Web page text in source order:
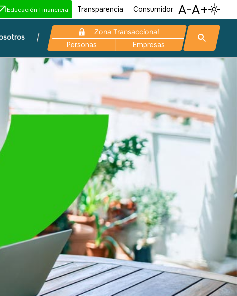
Educación Financiera Transparencia Consumidor A-A+
Zona Transaccional
Personas
Empresas
AvalPay Center